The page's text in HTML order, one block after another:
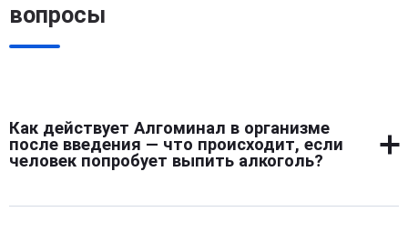
вопросы
Как действует Алгоминал в организме
после введения — что происходит, если
человек попробует выпить алкоголь?
Алгоминал запускает в организме защитную реакцию